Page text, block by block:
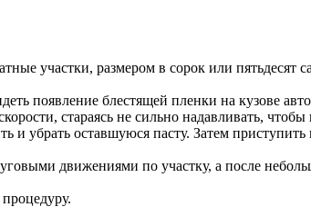
участки, размером в сорок или пятьдесят
появление блестящей пленки на кузове
стараясь не сильно надавливать, чтобы
убрать оставшуюся пасту. Затем
движениями по участку, а после